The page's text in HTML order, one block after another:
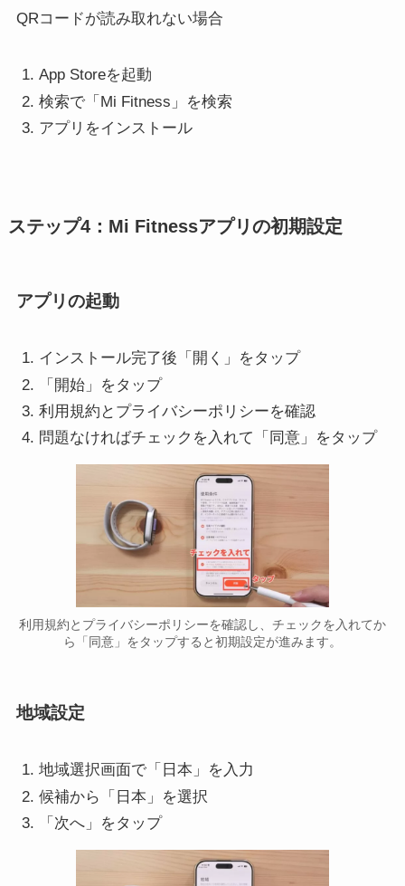
QRコードが読み取れない場合
App Storeを起動
検索で「Mi Fitness」を検索
アプリをインストール
ステップ4：Mi Fitnessアプリの初期設定
アプリの起動
インストール完了後「開く」をタップ
「開始」をタップ
利用規約とプライバシーポリシーを確認
問題なければチェックを入れて「同意」をタップ
利用規約とプライバシーポリシーを確認し、チェックを入れてか
ら「同意」をタップすると初期設定が進みます。
地域設定
地域選択画面で「日本」を入力
候補から「日本」を選択
「次へ」をタップ